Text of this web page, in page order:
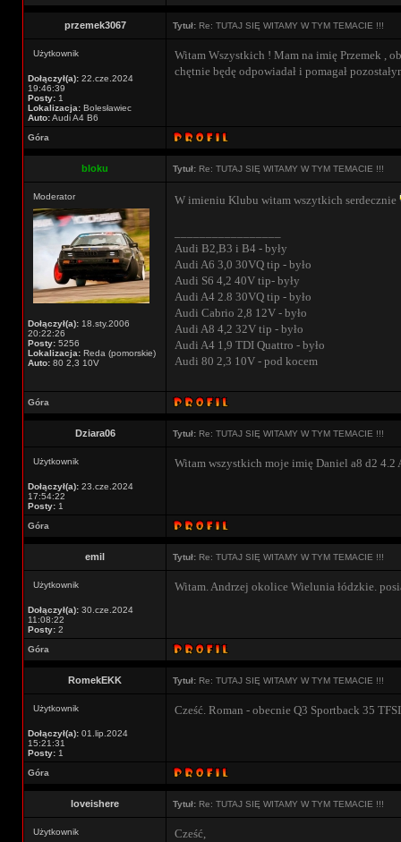
przemek3067 Tytuł: Re: TUTAJ SIĘ WITAMY W TYM TEMACIE !!!
Użytkownik
Dołączył(a): 22.cze.2024
19:46:39
Posty: 1
Lokalizacja: Bolesławiec
Auto:Audi A4 B6
Witam Wszystkich ! Mam na imię Przemek ,
chętnie będę odpowiadał i pomagał
Góra
bloku Tytuł: Re: TUTAJ SIĘ WITAMY W TYM TEMACIE !!!
Moderator
Dołączył(a): 18.sty.2006
20:22:26
Posty: 5256
Lokalizacja: Reda (pomorskie)
Auto: 80 2,3 10V
W imieniu Klubu witam wszytkich serdecznie
Audi B2,B3 i B4 - były
Audi A6 3,0 30VQ tip - było
Audi S6 4,2 40V tip- były
Audi A4 2.8 30VQ tip - było
Audi Cabrio 2,8 12V - było
Audi A8 4,2 32V tip - było
Audi A4 1,9 TDI Quattro - było
Audi 80 2,3 10V - pod kocem
Góra
Dziara06 Tytuł: Re: TUTAJ SIĘ WITAMY W TYM TEMACIE !!!
Użytkownik
Dołączył(a): 23.cze.2024
17:54:22
Posty: 1
Witam wszystkich moje imię Daniel a8 d2 4.2
Góra
emil Tytuł: Re: TUTAJ SIĘ WITAMY W TYM TEMACIE !!!
Użytkownik
Dołączył(a): 30.cze.2024
11:08:22
Posty: 2
Witam. Andrzej okolice Wielunia łódzkie.
Góra
RomekEKK Tytuł: Re: TUTAJ SIĘ WITAMY W TYM TEMACIE !!!
Użytkownik
Dołączył(a): 01.lip.2024
15:21:31
Posty: 1
Cześć. Roman - obecnie Q3 Sportback 35
Góra
loveishere Tytuł: Re: TUTAJ SIĘ WITAMY W TYM TEMACIE !!!
Użytkownik
Cześć,